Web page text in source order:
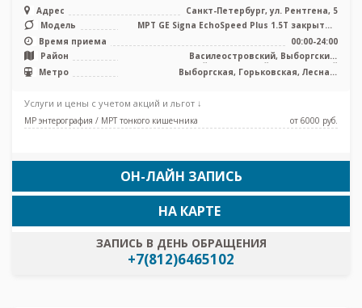
Адрес
Санкт-Петербург, ул. Рентгена, 5
Модель
МРТ GE Signa EchoSpeed Plus 1.5T закрытый
тип, КТ GE 16 срезов, УЗИ
Время приема
00:00-24:00
Район
Василеостровский, Выборгский,
Петроградский, Приморский, Центральный
Метро
Выборгская, Горьковская, Лесная,
Услуги и цены с учетом акций и льгот ↓
МР энтерография / МРТ тонкого кишечника от 6000 pуб.
ОН-ЛАЙН ЗАПИСЬ
ЗАПИСЬ В ДЕНЬ ОБРАЩЕНИЯ
+7(812)6465102
НА КАРТЕ